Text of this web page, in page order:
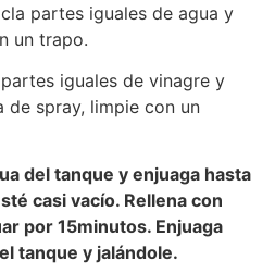
partes iguales de agua y
un trapo.
iguales de vinagre y
de spray, limpie con un
del tanque y enjuaga hasta
casi vacío. Rellena con
por 15minutos. Enjuaga
tanque y jalándole.